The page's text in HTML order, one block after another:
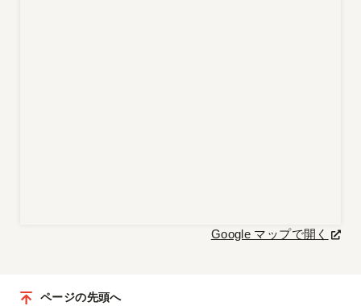
Google マップで開く
ページの先頭へ